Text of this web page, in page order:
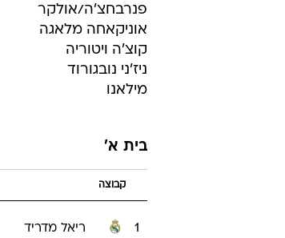
פנרבחצ'ה/אולקר
אוניקאחה מלאגה
קוצ'ה ויטוריה
ניז'ני נובגורוד
מילאנו
בית א'
קבוצה
1 ריאל מדריד